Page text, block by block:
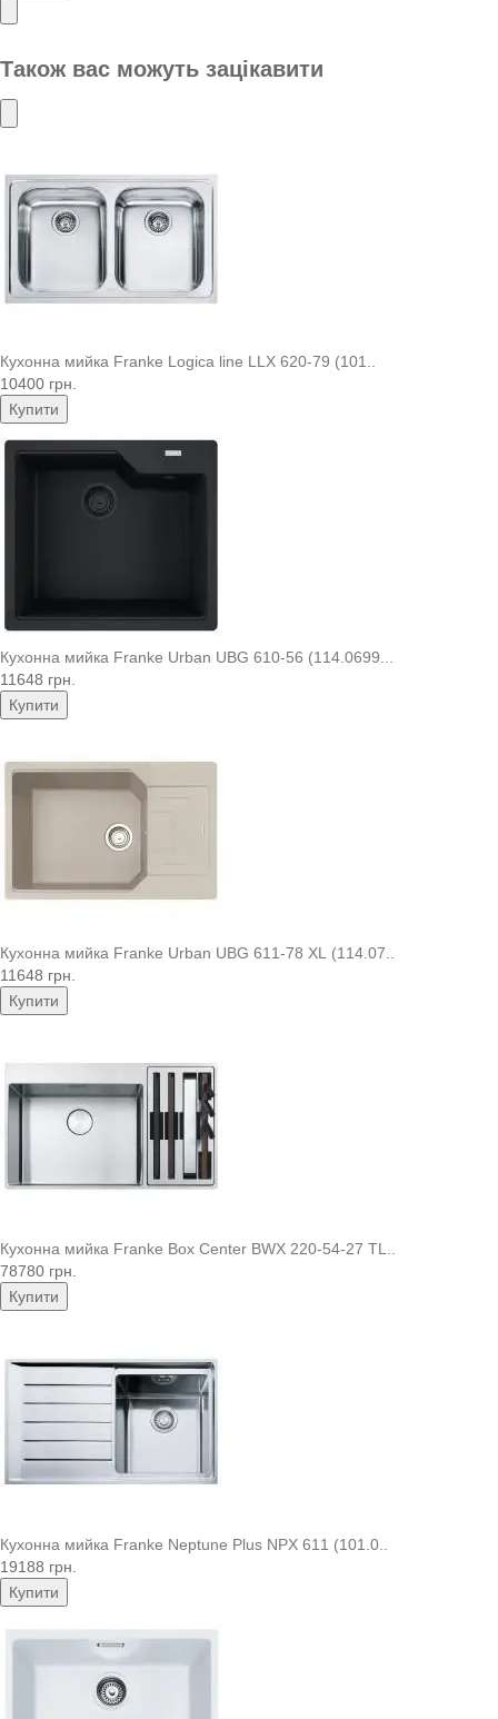
Також вас можуть зацікавити
Кухонна мийка Franke Logica line LLX 620-79 (101..
10400 грн.
Купити
Кухонна мийка Franke Urban UBG 610-56 (114.0699...
11648 грн.
Купити
Кухонна мийка Franke Urban UBG 611-78 XL (114.07..
11648 грн.
Купити
Кухонна мийка Franke Box Center BWX 220-54-27 TL..
78780 грн.
Купити
Кухонна мийка Franke Neptune Plus NPX 611 (101.0..
19188 грн.
Купити